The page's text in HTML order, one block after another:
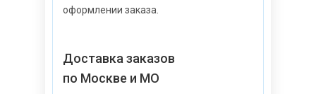
Доставка заказов
по Москве и МО
оформлении заказа.